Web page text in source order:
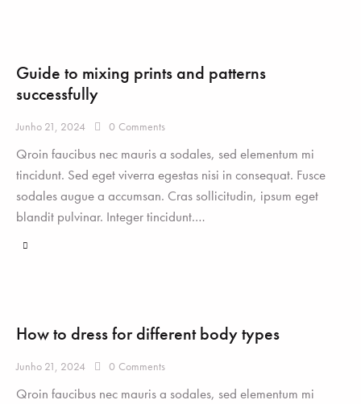
Guide to mixing prints and patterns
successfully
Junho 21, 2024 0 Comments
Qroin faucibus nec mauris a sodales, sed elementum mi
tincidunt. Sed eget viverra egestas nisi in consequat. Fusce
sodales augue a accumsan. Cras sollicitudin, ipsum eget
blandit pulvinar. Integer tincidunt.…
How to dress for different body types
Junho 21, 2024 0 Comments
Qroin faucibus nec mauris a sodales, sed elementum mi